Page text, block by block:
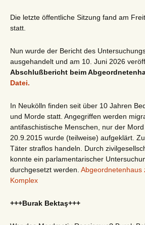
Die letzte öffentliche Sitzung fand am
statt.
Nun wurde der Bericht des
ausgehandelt und am 10. Juni 2026
Abschlußbericht beim
Datei.
In Neukölln finden seit über 10 Jahren
und Morde statt. Angegriffen werden
antifaschistische Menschen, nur der
20.9.2015 wurde (teilweise) aufgeklärt.
Täter straflos handeln. Durch
konnte ein parlamentarischer
durchgesetzt werden. Abgeordnetenhaus
Komplex
+++Burak Bektaş+++